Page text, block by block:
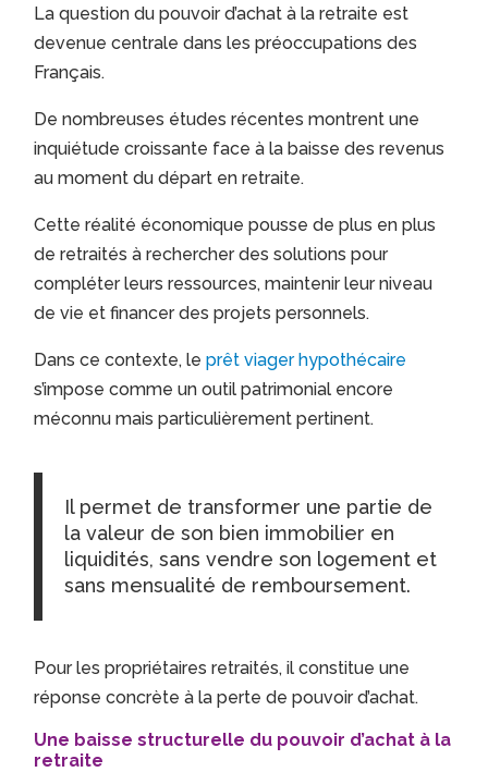
La question du pouvoir d’achat à la retraite est
devenue centrale dans les préoccupations des
Français.
De nombreuses études récentes montrent une
inquiétude croissante face à la baisse des revenus
au moment du départ en retraite.
Cette réalité économique pousse de plus en plus
de retraités à rechercher des solutions pour
compléter leurs ressources, maintenir leur niveau
de vie et financer des projets personnels.
Dans ce contexte, le prêt viager hypothécaire
s’impose comme un outil patrimonial encore
méconnu mais particulièrement pertinent.
Il permet de transformer une partie de
la valeur de son bien immobilier en
liquidités, sans vendre son logement et
sans mensualité de remboursement.
Pour les propriétaires retraités, il constitue une
réponse concrète à la perte de pouvoir d’achat.
Une baisse structurelle du pouvoir d’achat à la
retraite